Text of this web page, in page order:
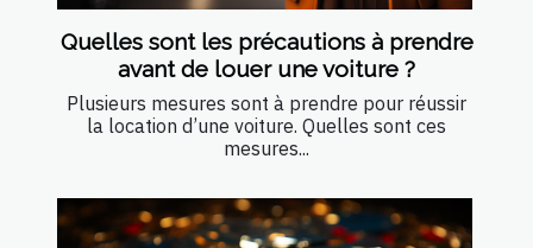
Quelles sont les précautions à prendre
avant de louer une voiture ?
Plusieurs mesures sont à prendre pour réussir
la location d’une voiture. Quelles sont ces
mesures...